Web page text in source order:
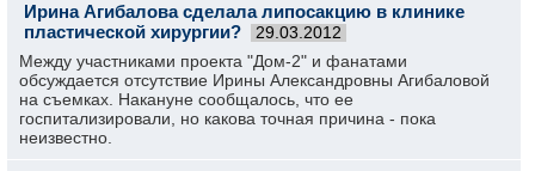
Ирина Агибалова сделала липосакцию в клинике
пластической хирургии?
29.03.2012
Между участниками проекта "Дом-2" и фанатами
обсуждается отсутствие Ирины Александровны Агибаловой
на съемках. Накануне сообщалось, что ее
госпитализировали, но какова точная причина - пока
неизвестно.